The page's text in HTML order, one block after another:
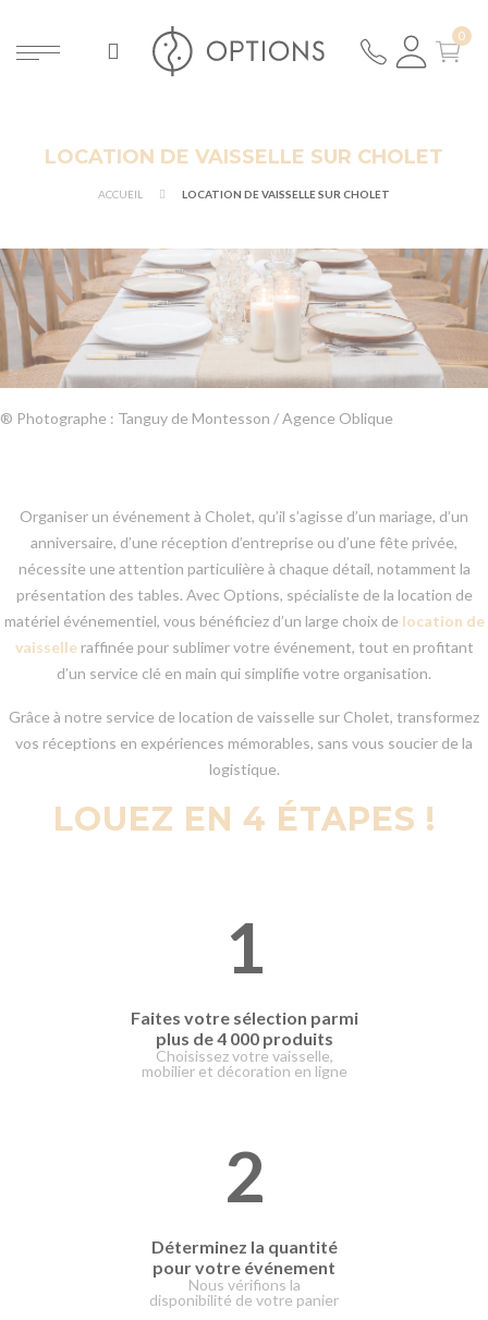
LOCATION DE VAISSELLE SUR CHOLET
ACCUEIL LOCATION DE VAISSELLE SUR CHOLET
® Photographe : Tanguy de Montesson / Agence Oblique
Organiser un événement à Cholet, qu’il s’agisse d’un mariage, d’un
anniversaire, d’une réception d’entreprise ou d’une fête privée,
nécessite une attention particulière à chaque détail, notamment la
présentation des tables. Avec Options, spécialiste de la location de
matériel événementiel, vous bénéficiez d’un large choix de location de
vaisselleraffinée pour sublimer votre événement, tout en profitant
d’un service clé en main qui simplifie votre organisation.
Grâce à notre service de location de vaisselle sur Cholet, transformez
vos réceptions en expériences mémorables, sans vous soucier de la
logistique.
LOUEZ EN 4 ÉTAPES !
1
Faites votre sélection parmi
plus de 4 000 produits
Choisissez votre vaisselle,
mobilier et décoration en ligne
2
Déterminez la quantité
pour votre événement
Nous vérifions la
disponibilité de votre panier